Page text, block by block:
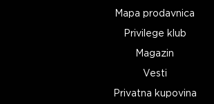
Mapa prodavnica
Privilege klub
Magazin
Vesti
Privatna kupovina